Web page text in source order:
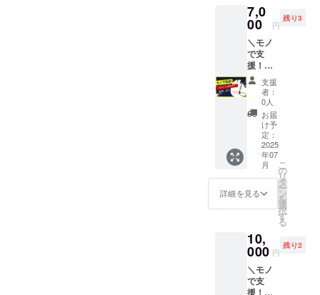
りしま
す。 ※
画像は
イメー
ジで
す。実
際に寄
贈いた
だくモ
ノと異
なる場
合があ
りま
す。
０個 ・
モノの
どこか
にご希
望のお
名前や
名称を
記載さ
せて頂
きます
◯ ・
USICの
Instagr
amで@
メン
ション
をつけ
ます◯
・指導
中に
「いま
○○さん
7,0
00 円
残り3
＼モノ
で支
援！ト
レーニ
ングラ
ダー／
野球塾
で日常
的に使
う”ト
レーニ
ングラ
ダー”を
寄贈で
きるリ
ターン
必要個
数：３
個 ・モ
ノのど
こかに
支援
者：
0人
お届
け予
定：
2025
年07
月
詳細を見る
こ
の
リ
タ
ー
ン
を
選
択
す
る
10,
000 円
残り2
＼モノ
で支
援！